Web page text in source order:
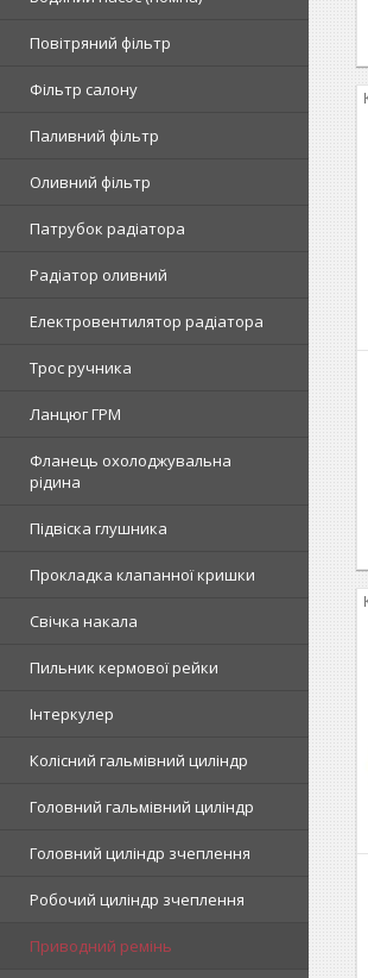
Повітряний фільтр
Фільтр салону
Паливний фільтр
Оливний фільтр
Патрубок радіатора
Радіатор оливний
Електровентилятор радіатора
Трос ручника
Ланцюг ГРМ
Фланець охолоджувальна
рідина
Підвіска глушника
Прокладка клапанної кришки
Свічка накала
Пильник кермової рейки
Інтеркулер
Колісний гальмівний циліндр
Головний гальмівний циліндр
Головний циліндр зчеплення
Робочий циліндр зчеплення
Приводний ремінь